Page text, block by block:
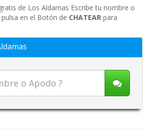
de Los Aldamas Escribe tu nombre o
en el Botón de CHATEAR para